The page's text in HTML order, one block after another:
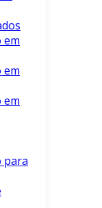
em
em
em
para